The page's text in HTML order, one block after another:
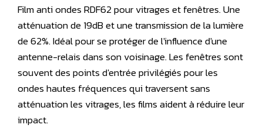
Film anti ondes RDF62 pour vitrages et fenêtres. Une
atténuation de 19dB et une transmission de la lumière
de 62%. Idéal pour se protéger de l'influence d'une
antenne-relais dans son voisinage. Les fenêtres sont
souvent des points d'entrée privilégiés pour les
ondes hautes fréquences qui traversent sans
atténuation les vitrages, les films aident à réduire leur
impact.